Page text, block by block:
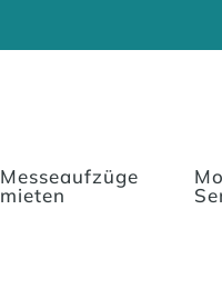
Messeaufzüge
mieten